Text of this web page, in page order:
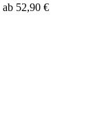
ab 52,90 €